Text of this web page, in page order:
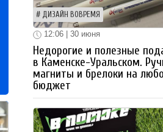
ДИЗАЙН ВОВРЕМЯ
12:06 | 30 июня
Недорогие и полезные
в Каменске-Уральском.
магниты и брелоки на
бюджет